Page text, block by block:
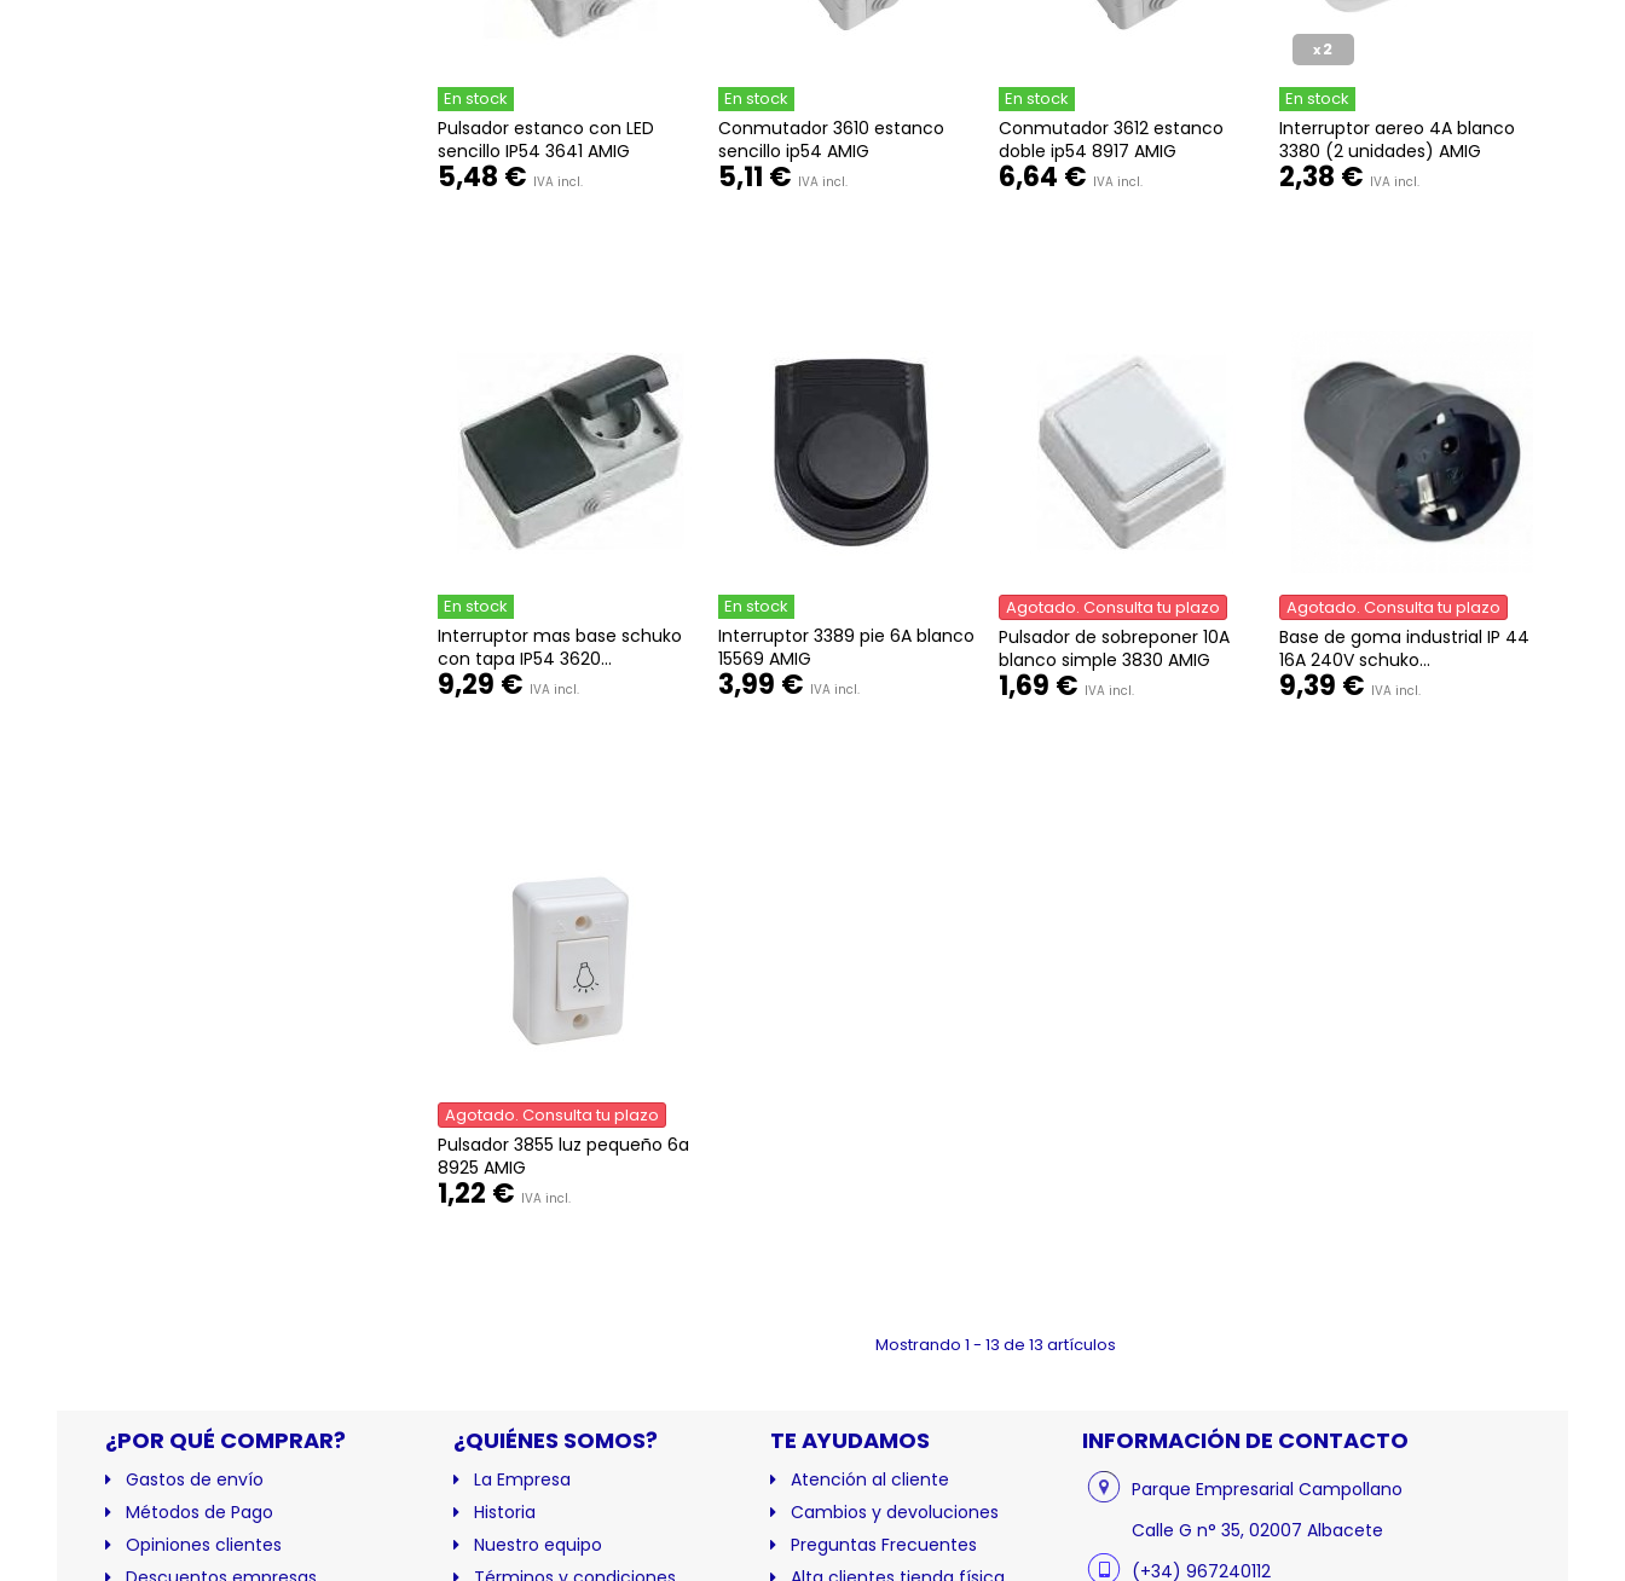
En stock
Pulsador estanco con LED
sencillo IP54 3641 AMIG
5,48 € IVA incl.
En stock
Conmutador 3610 estanco
sencillo ip54 AMIG
5,11 € IVA incl.
En stock
Conmutador 3612 estanco
doble ip54 8917 AMIG
6,64 € IVA incl.
x2
En stock
Interruptor aereo 4A blanco
3380 (2 unidades) AMIG
2,38 € IVA incl.
En stock
Interruptor mas base schuko
con tapa IP54 3620...
9,29 € IVA incl.
En stock
Interruptor 3389 pie 6A blanco
15569 AMIG
3,99 € IVA incl.
Agotado. Consulta tu plazo
Pulsador de sobreponer 10A
blanco simple 3830 AMIG
1,69 € IVA incl.
Agotado. Consulta tu plazo
Base de goma industrial IP 44
16A 240V schuko...
9,39 € IVA incl.
Agotado. Consulta tu plazo
Pulsador 3855 luz pequeño 6a
8925 AMIG
1,22 € IVA incl.
Mostrando 1 - 13 de 13 artículos
¿POR QUÉ COMPRAR?
Gastos de envío
Métodos de Pago
Opiniones clientes
¿QUIÉNES SOMOS?
La Empresa
Historia
Nuestro equipo
TE AYUDAMOS
Atención al cliente
Cambios y devoluciones
Preguntas Frecuentes
INFORMACIÓN DE CONTACTO
Parque Empresarial Campollano
Calle G n° 35, 02007 Albacete
(+34) 967240112